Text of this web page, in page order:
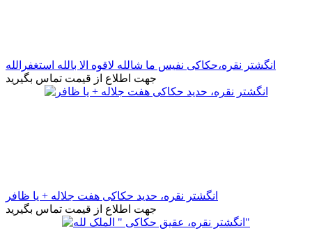
انگشتر نقره،حکاکی نفیس ما شالله لاقوه الا بالله استغفرالله
جهت اطلاع از قیمت تماس بگیرید
انگشتر نقره، حدید حکاکی هفت جلاله + یا ظافر
جهت اطلاع از قیمت تماس بگیرید